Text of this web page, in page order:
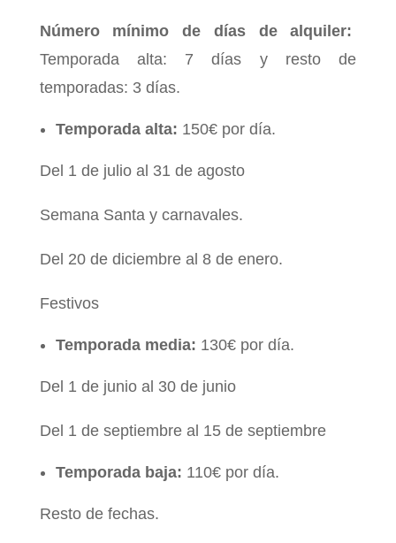
Número mínimo de días de alquiler:
Temporada alta: 7 días y resto de
temporadas: 3 días.
Temporada alta: 150€ por día.
Del 1 de julio al 31 de agosto
Semana Santa y carnavales.
Del 20 de diciembre al 8 de enero.
Festivos
Temporada media: 130€ por día.
Del 1 de junio al 30 de junio
Del 1 de septiembre al 15 de septiembre
Temporada baja: 110€ por día.
Resto de fechas.